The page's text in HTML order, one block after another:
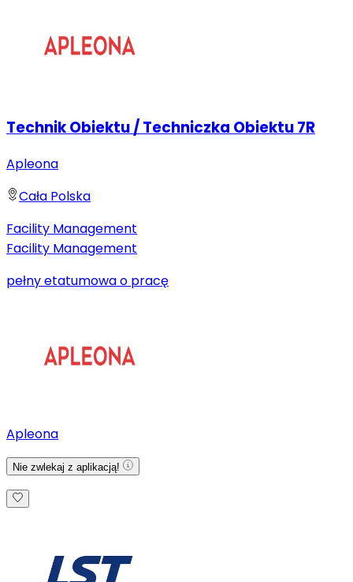
Technik Obiektu / Techniczka Obiektu 7R
Apleona
Cała Polska
Facility Management
Facility Management
pełny etatumowa o pracę
Apleona
Nie zwlekaj z aplikacją!